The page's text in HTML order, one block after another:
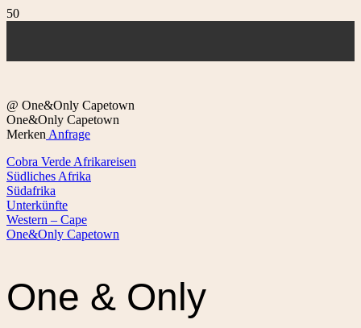
@ One&Only Capetown
One&Only Capetown
Merken Anfrage
Cobra Verde Afrikareisen
Südliches Afrika
Südafrika
Unterkünfte
Western – Cape
One&Only Capetown
One & Only